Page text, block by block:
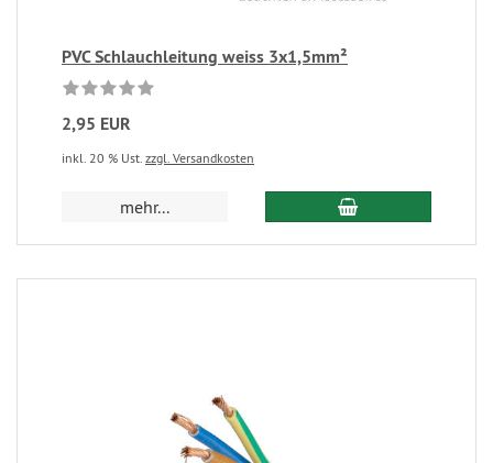
PVC Schlauchleitung weiss 3x1,5mm²
2,95 EUR
inkl. 20 % Ust. zzgl. Versandkosten
mehr...